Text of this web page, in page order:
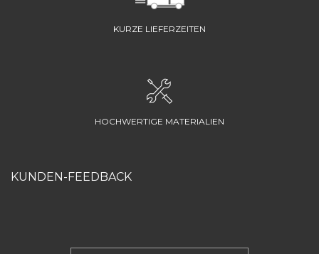
KURZE LIEFERZEITEN
HOCHWERTIGE MATERIALIEN
KUNDEN-FEEDBACK